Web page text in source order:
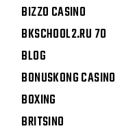
BIZZO CASINO
BKSCHOOL2.RU 70
BLOG
BONUSKONG CASINO
BOXING
BRITSINO